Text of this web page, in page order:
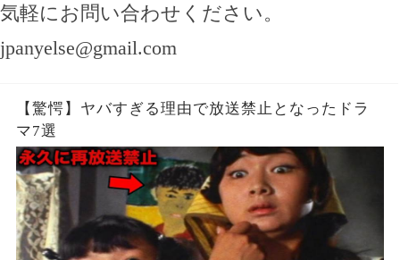
気軽にお問い合わせください。
jpanyelse@gmail.com
【驚愕】ヤバすぎる理由で放送禁止となったドラ
マ7選